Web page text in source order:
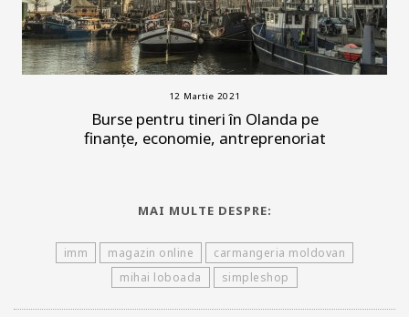
12 Martie 2021
Burse pentru tineri în Olanda pe
finanțe, economie, antreprenoriat
MAI MULTE DESPRE:
imm magazin online
carmangeria moldovan
mihai loboada
simpleshop